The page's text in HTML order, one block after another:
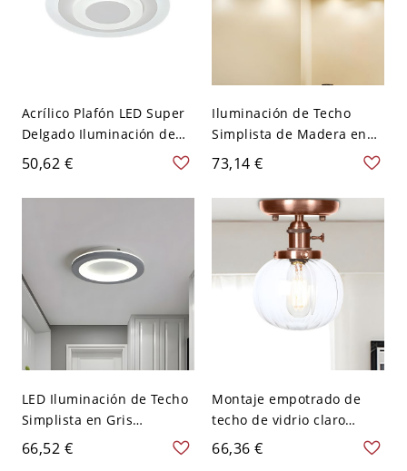
Acrílico Plafón LED Super
Delgado Iluminación de
Techo Empotrada
Minimalista para Pasillo -
110 A 120 V Blanco Blanco
50,62 €
Iluminación de Techo
Simplista de Madera en
Beige LED Luz de Techo
para Sala de Estar - 110 A
120 V Madera 20,32 cm
Redondo
73,14 €
LED Iluminación de Techo
Simplista en Gris
Luminaria de Techo de
Acrílico para Corredor -
66,52 €
Montaje empotrado de
techo de vidrio claro
ligero estilo industrial con
acabado de cobre
66,36 €